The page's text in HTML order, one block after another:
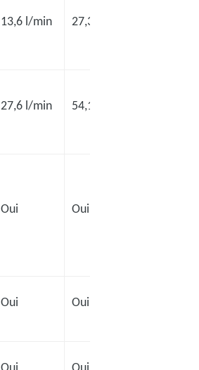
13,6 l/min 27,3 l/min
27,6 l/min 54,1 l/min
Oui Oui
Oui Oui
Oui Oui